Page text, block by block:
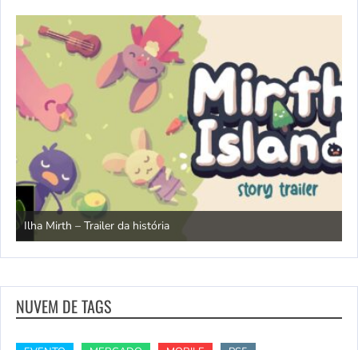
Ilha Mirth – Trailer da história
NUVEM DE TAGS